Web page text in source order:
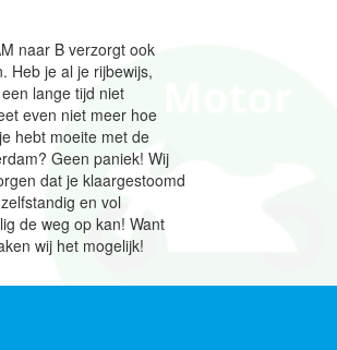
naar B verzorgt ook
Heb je al je rijbewijs,
lange tijd niet
even niet meer hoe
hebt moeite met de
Geen paniek! Wij
dat je klaargestoomd
en vol
de weg op kan! Want
wij het mogelijk!